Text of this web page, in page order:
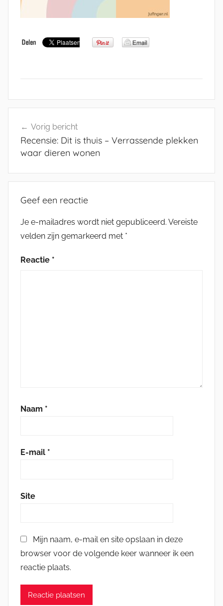
navigatie
Vorig bericht
Recensie: Dit is thuis – Verrassende plekken
waar dieren wonen
Geef een reactie
Je e-mailadres wordt niet gepubliceerd. Vereiste
velden zijn gemarkeerd met *
Reactie *
Naam *
E-mail *
Site
Mijn naam, e-mail en site opslaan in deze
browser voor de volgende keer wanneer ik een
reactie plaats.